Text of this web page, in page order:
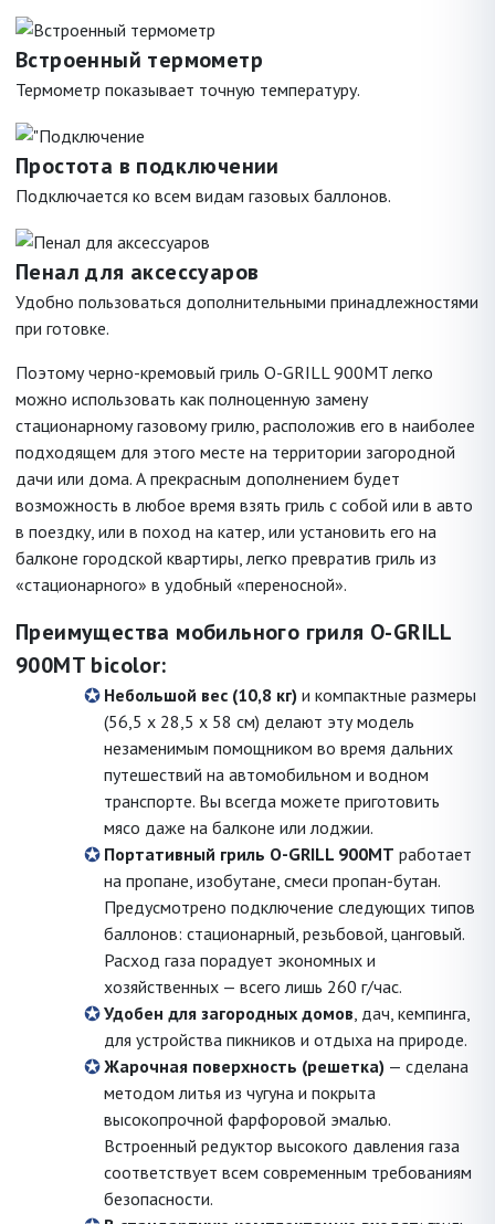
Встроенный термометр
Термометр показывает точную температуру.
Простота в подключении
Подключается ко всем видам газовых баллонов.
Пенал для аксессуаров
Удобно пользоваться дополнительными принадлежностями
при готовке.
Поэтому черно-кремовый гриль O-GRILL 900MT легко
можно использовать как полноценную замену
стационарному газовому грилю, расположив его в наиболее
подходящем для этого месте на территории загородной
дачи или дома. А прекрасным дополнением будет
возможность в любое время взять гриль с собой или в авто
в поездку, или в поход на катер, или установить его на
балконе городской квартиры, легко превратив гриль из
«стационарного» в удобный «переносной».
Преимущества мобильного гриля O-GRILL
900MT bicolor:
Небольшой вес (10,8 кг) и компактные размеры
(56,5 х 28,5 х 58 см) делают эту модель
незаменимым помощником во время дальних
путешествий на автомобильном и водном
транспорте. Вы всегда можете приготовить
мясо даже на балконе или лоджии.
Портативный гриль O-GRILL 900MT работает
на пропане, изобутане, смеси пропан-бутан.
Предусмотрено подключение следующих типов
баллонов: стационарный, резьбовой, цанговый.
Расход газа порадует экономных и
хозяйственных — всего лишь 260 г/час.
Удобен для загородных домов, дач, кемпинга,
для устройства пикников и отдыха на природе.
Жарочная поверхность (решетка) — сделана
методом литья из чугуна и покрыта
высокопрочной фарфоровой эмалью.
Встроенный редуктор высокого давления газа
соответствует всем современным требованиям
безопасности.